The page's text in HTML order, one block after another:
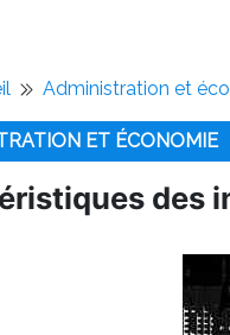
Administration et
ET ÉCONOMIE
des